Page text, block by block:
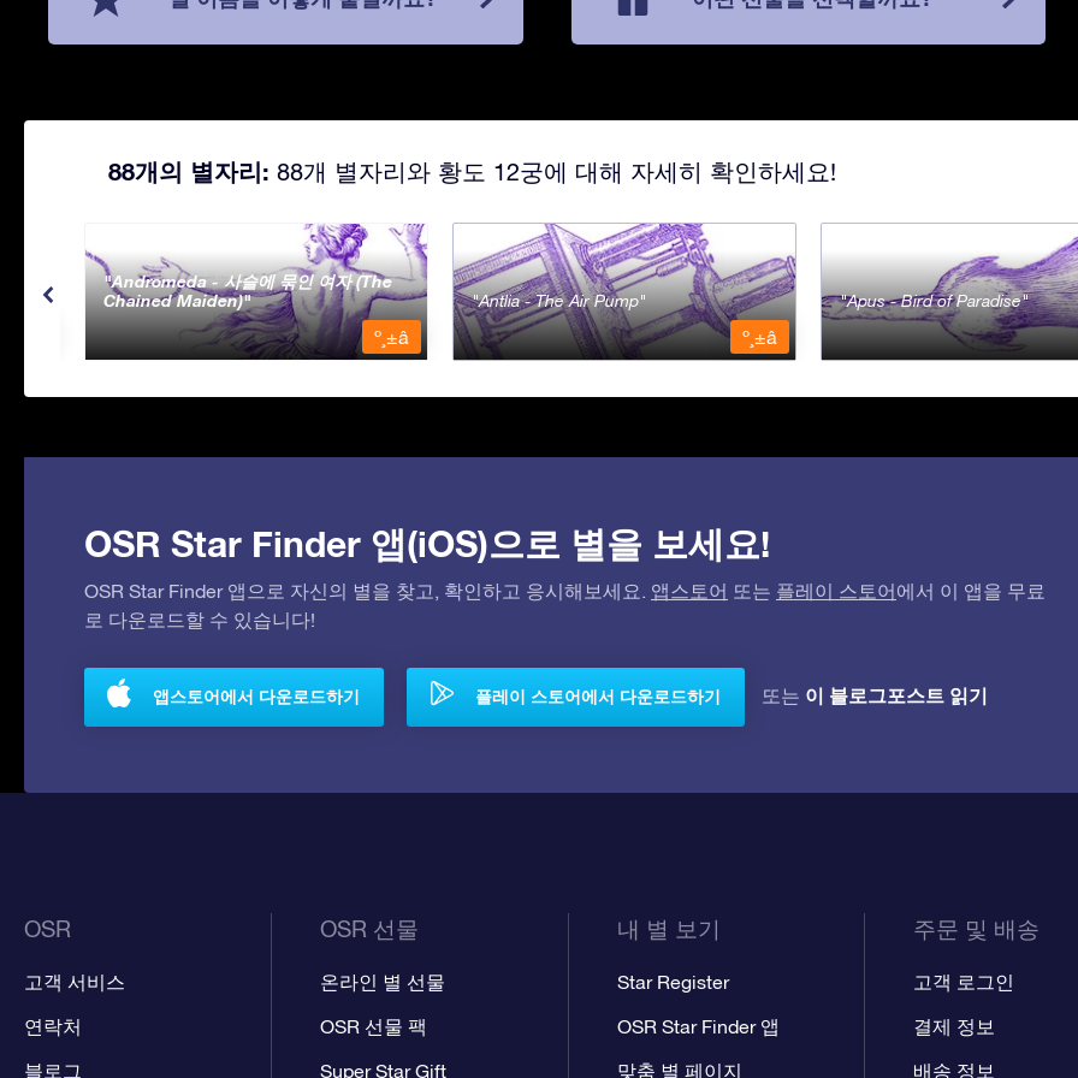
88개의 별자리: 88개 별자리와 황도 12궁에 대해 자세히 확인하세요!
Andromeda - 사슬에 묶인 여자 (The
Chained Maiden)
º¸±â
Antlia - The Air Pump
º¸±â
Apus - Bird of Paradise
OSR Star Finder 앱(iOS)으로 별을 보세요!
OSR Star Finder 앱으로 자신의 별을 찾고, 확인하고 응시해보세요. 앱스토어 또는 플레이 스토어에서 이 앱을 무료
로 다운로드할 수 있습니다!
앱스토어에서 다운로드하기 플레이 스토어에서 다운로드하기 또는 이 블로그포스트 읽기
OSR
고객 서비스
연락처
블로그
OSR 선물
온라인 별 선물
OSR 선물 팩
Super Star Gift
내 별 보기
Star Register
OSR Star Finder 앱
맞춤 별 페이지
주문 및 배송
고객 로그인
결제 정보
배송 정보